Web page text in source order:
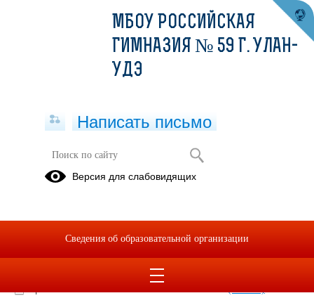
ЛТО 2022
лто 2022
(скачать)
МБОУ РОССИЙСКАЯ
ГИМНАЗИЯ № 59 Г. УЛАН-
УДЭ
Написать письмо
Версия для слабовидящих
Сведения об образовательной организации